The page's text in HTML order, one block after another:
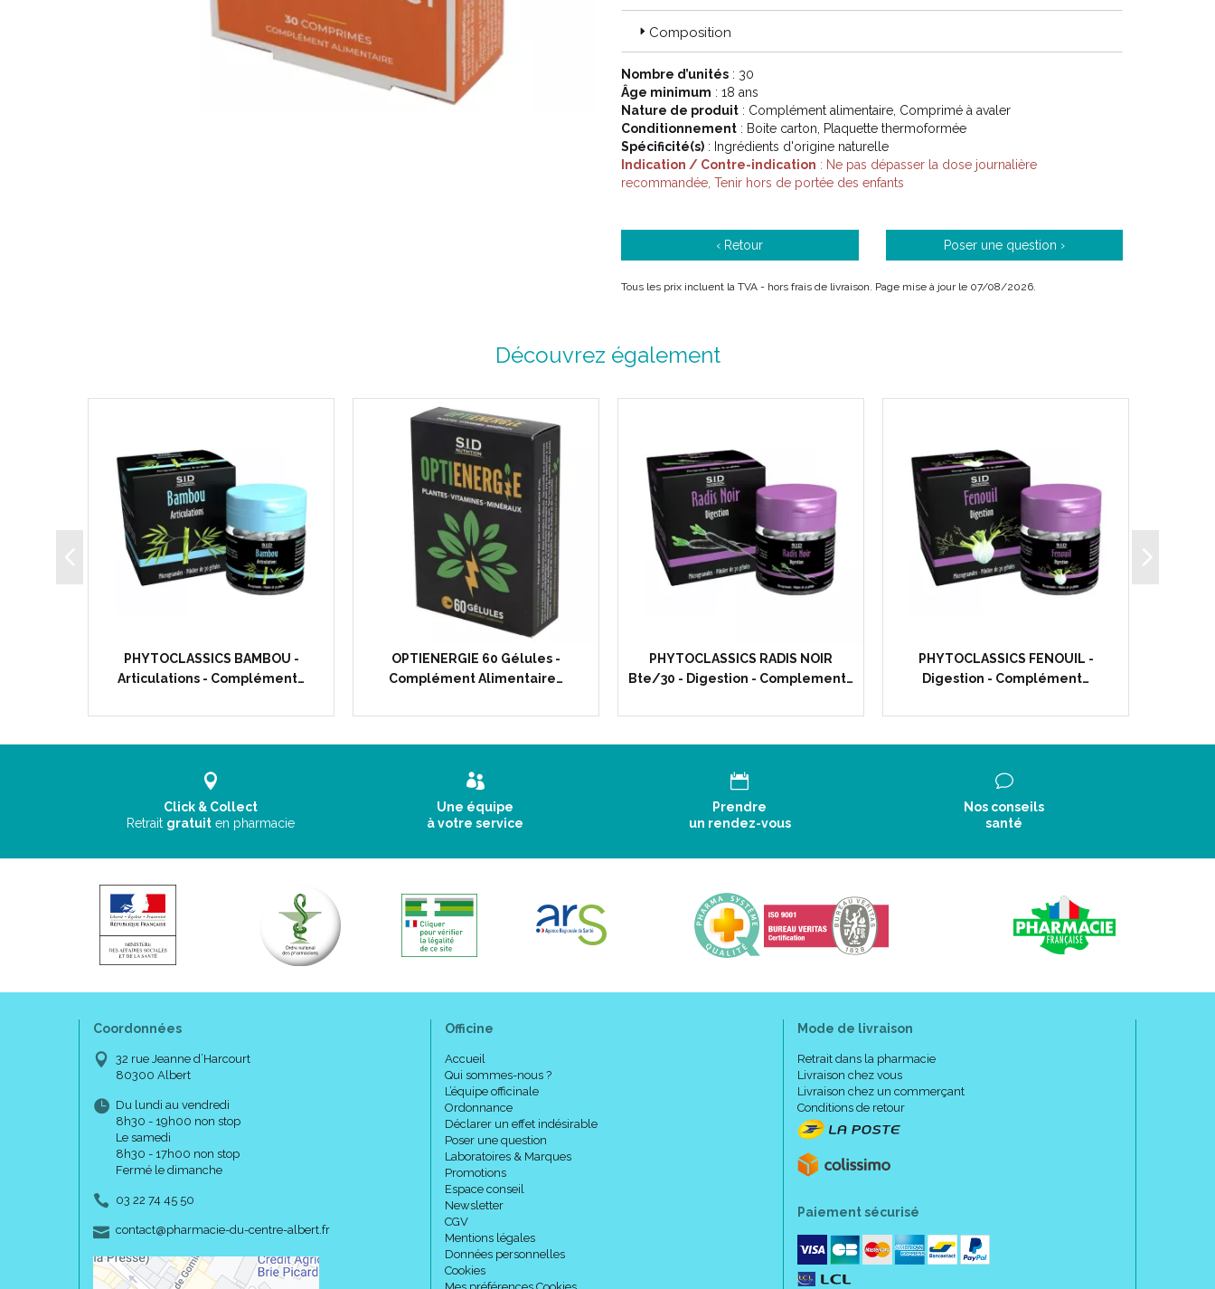
Composition
Nombre d’unités : 30
Âge minimum : 18 ans
Nature de produit : Complément alimentaire, Comprimé à avaler
Conditionnement : Boite carton, Plaquette thermoformée
Spécificité(s) : Ingrédients d'origine naturelle
Indication / Contre-indication : Ne pas dépasser la dose journalière
recommandée, Tenir hors de portée des enfants
‹ Retour Poser une question ›
Tous les prix incluent la TVA - hors frais de livraison. Page mise à jour le 07/08/2026.
Découvrez également
PHYTOCLASSICS BAMBOU -
Articulations - Complément…
OPTIENERGIE 60 Gélules -
Complément Alimentaire…
PHYTOCLASSICS RADIS NOIR
Bte/30 - Digestion - Complement…
PHYTOCLASSICS FENOUIL -
Digestion - Complément…
Click & Collect
Retrait gratuit en pharmacie
Une équipe
à votre service
Prendre
un rendez-vous
Nos conseils
santé
Coordonnées
32 rue Jeanne d’Harcourt
80300 Albert
Du lundi au vendredi
8h30 - 19h00 non stop
Le samedi
8h30 - 17h00 non stop
Fermé le dimanche
03 22 74 45 50
contact-
@-
pharmacie-du-centre-albert.fr
Officine
Accueil
Qui sommes-nous ?
L’équipe officinale
Ordonnance
Déclarer un effet indésirable
Poser une question
Laboratoires & Marques
Promotions
Espace conseil
Newsletter
CGV
Mentions légales
Données personnelles
Cookies
Mode de livraison
Retrait dans la pharmacie
Livraison chez vous
Livraison chez un commerçant
Conditions de retour
Paiement sécurisé